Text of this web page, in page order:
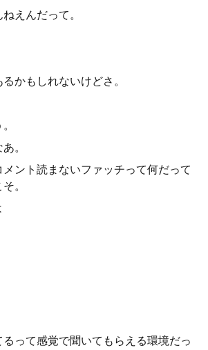
えんだって。
かもしれないけどさ。
。
ント読まないファッチって何だって
。
って感覚で聞いてもらえる環境だっ